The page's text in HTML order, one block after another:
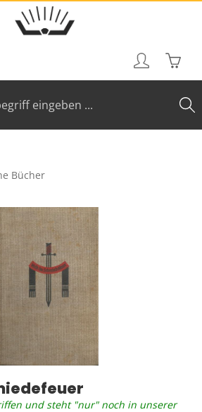
Bücher
und steht "nur" noch in unserer